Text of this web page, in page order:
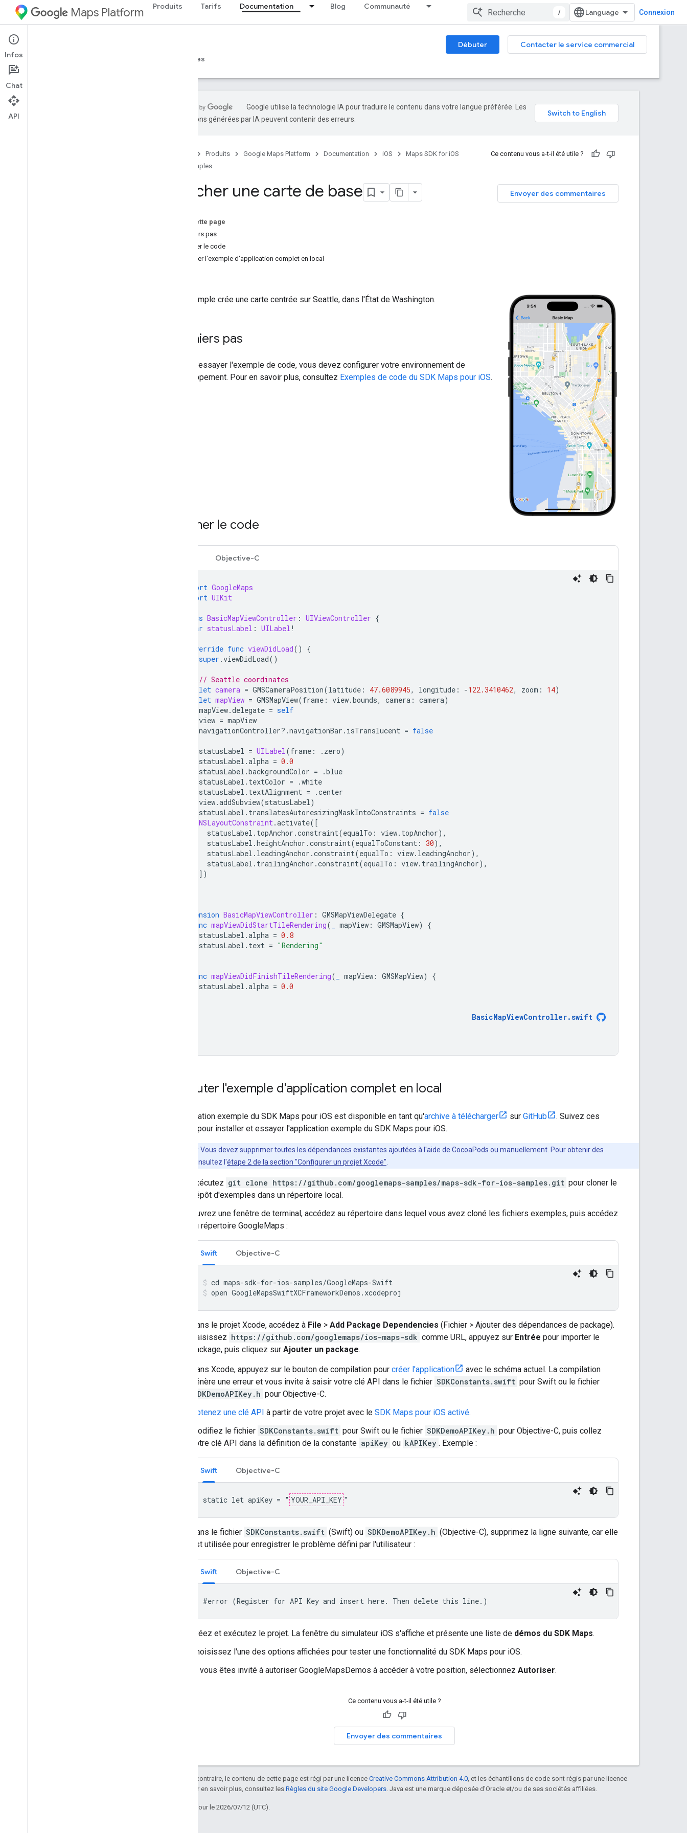
Maps Platform Produits Tarifs Documentation Blog Communauté
/ Connexion
iOS Débuter
Contacter le service commercial
Guides
Ressources
Google utilise la technologie IA pour traduire le contenu dans votre langue préférée. Les
traductions générées par IA peuvent contenir des erreurs.
Produits Google Maps Platform Documentation iOS
Maps SDK for iOS
Exemples
Ce contenu vous a-t-il été utile ?
Envoyer des commentaires
Afficher une carte de base
Sur cette page
Premiers pas
Afficher le code
Exécuter l'exemple d'application complet en local
Cet exemple crée une carte centrée sur Seattle, dans l'État de Washington.
Premiers pas
Avant d'essayer l'exemple de code, vous devez configurer votre environnement de
développement. Pour en savoir plus, consultez Exemples de code du SDK Maps pour iOS.
Afficher le code
Objective-C
import GoogleMaps
import UIKit
class BasicMapViewController : UIViewController {
var statusLabel : UILabel !
override func viewDidLoad()
{
super .viewDidLoad()
// Seattle coordinates
let camera = GMSCameraPosition(latitude : 47.6089945, longitude : -122.3410462, zoom : 14)
let mapView = GMSMapView(frame : view.bounds, camera : camera)
mapView.delegate = self
view = mapView
navigationController?.navigationBar . isTranslucent = false
statusLabel = UILabel(frame : . zero)
statusLabel .alpha = 0.0
statusLabel .backgroundColor = .blue
statusLabel . textColor = .white
statusLabel . textAlignment = .center
view.addSubview(statusLabel)
statusLabel . translatesAutoresizingMaskIntoConstraints = false
NSLayoutConstraint.activate([
statusLabel . topAnchor .constraint(equalTo : view. topAnchor),
statusLabel .heightAnchor .constraint(equalToConstant : 30),
statusLabel . leadingAnchor .constraint(equalTo : view. leadingAnchor),
statusLabel . trailingAnchor .constraint(equalTo : view. trailingAnchor),
])
extension BasicMapViewController : GMSMapViewDelegate {
func mapViewDidStartTileRendering( mapView : GMSMapView)
{
statusLabel .alpha = 0.8
statusLabel . text = "Rendering"
func mapViewDidFinishTileRendering( mapView : GMSMapView)
{
statusLabel .alpha = 0.0
BasicMapViewController.swift
Exécuter l'exemple d'application complet en local
L'application exemple du SDK Maps pour iOS est disponible en tant qu'archive à télécharger sur GitHub
. Suivez ces
étapes pour installer et essayer l'application exemple du SDK Maps pour iOS.
: Vous devez supprimer toutes les dépendances existantes ajoutées à l'aide de CocoaPods ou manuellement. Pour obtenir des
instructions, consultez l'étape 2 de la section "Configurer un projet Xcode"
Exécutez git clone https://github.com/googlemaps-samples/maps-sdk-for-ios-samples.git pour cloner le
dépôt d'exemples dans un répertoire local.
Ouvrez une fenêtre de terminal, accédez au répertoire dans lequel vous avez cloné les fichiers exemples, puis accédez
au répertoire GoogleMaps :
Swift Objective-C
open GoogleMapsSwiftXCFrameworkDemos.xcodeproj
Dans le projet Xcode, accédez à File > Add Package Dependencies (Fichier > Ajouter des dépendances de package).
Saisissez https://github.com/googlemaps/ios-maps-sdk comme URL, appuyez sur Entrée pour importer le
package, puis cliquez sur Ajouter un package.
Dans Xcode, appuyez sur le bouton de compilation pour créer l'application
avec le schéma actuel. La compilation
génère une erreur et vous invite à saisir votre clé API dans le fichier SDKConstants.swift pour Swift ou le fichier
SDKDemoAPIKey.h pour Objective-C.
Obtenez une clé API à partir de votre projet avec le SDK Maps pour iOS activé.
Modifiez le fichier SDKConstants.swift pour Swift ou le fichier SDKDemoAPIKey.h pour Objective-C, puis collez
votre clé API dans la définition de la constante apiKey ou kAPIKey . Exemple :
Swift Objective-C
static let apiKey = " YOUR_API_KEY "
Dans le fichier SDKConstants.swift (Swift) ou SDKDemoAPIKey.h (Objective-C), supprimez la ligne suivante, car elle
est utilisée pour enregistrer le problème défini par l'utilisateur :
Swift Objective-C
#error (Register for API Key and insert here. Then delete this line.)
Créez et exécutez le projet. La fenêtre du simulateur iOS s'affiche et présente une liste de démos du SDK Maps.
Choisissez l'une des options affichées pour tester une fonctionnalité du SDK Maps pour iOS.
Si vous êtes invité à autoriser GoogleMapsDemos à accéder à votre position, sélectionnez Autoriser.
Ce contenu vous a-t-il été utile ?
Envoyer des commentaires
Sauf indication contraire, le contenu de cette page est régi par une licence Creative Commons Attribution 4.0, et les échantillons de code sont régis par une licence
. Pour en savoir plus, consultez les Règles du site Google Developers. Java est une marque déposée d'Oracle et/ou de ses sociétés affiliées.
Dernière mise à jour le 2026/07/12 (UTC).
Infos
Chat
API